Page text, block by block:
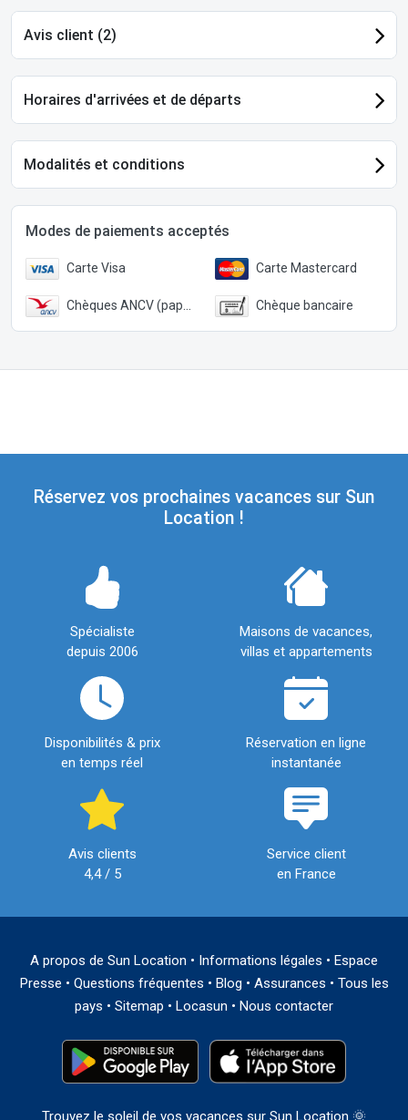
Avis client (2)
Horaires d'arrivées et de départs
Modalités et conditions
Modes de paiements acceptés
Carte Visa Carte Mastercard
Chèques ANCV (papier) Chèque bancaire
Réservez vos prochaines vacances sur Sun
Location !
Spécialiste
depuis 2006
Maisons de vacances,
villas et appartements
Disponibilités & prix
en temps réel
Réservation en ligne
instantanée
Avis clients
4,4 / 5
Service client
en France
A propos de Sun Location • Informations légales • Espace
Presse • Questions fréquentes • Blog • Assurances • Tous les
pays • Sitemap • Locasun • Nous contacter
Trouvez le soleil de vos vacances sur Sun Location 🌞